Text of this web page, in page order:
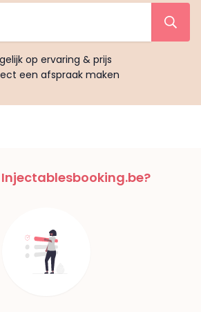
op ervaring & prijs
een afspraak maken